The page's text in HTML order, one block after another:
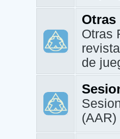
Otras
Otras
de
(AAR)